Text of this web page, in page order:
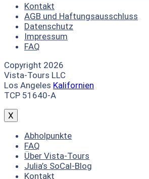
Kontakt
AGB und Haftungsausschluss
Datenschutz
Impressum
FAQ
Copyright 2026
Vista-Tours LLC
Los Angeles Kalifornien
TCP 51640-A
X
Abholpunkte
FAQ
Über Vista-Tours
Julia’s SoCal-Blog
Kontakt